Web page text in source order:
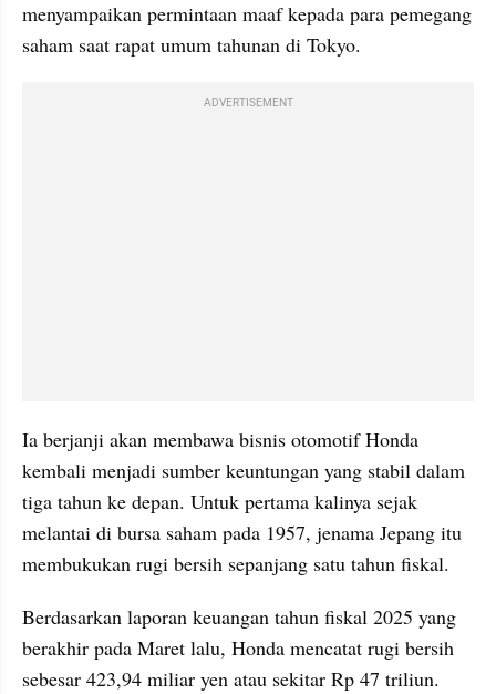
menyampaikan permintaan maaf kepada para pemegang
saham saat rapat umum tahunan di Tokyo.
ADVERTISEMENT
Ia berjanji akan membawa bisnis otomotif Honda
kembali menjadi sumber keuntungan yang stabil dalam
tiga tahun ke depan. Untuk pertama kalinya sejak
melantai di bursa saham pada 1957, jenama Jepang itu
membukukan rugi bersih sepanjang satu tahun fiskal.
Berdasarkan laporan keuangan tahun fiskal 2025 yang
berakhir pada Maret lalu, Honda mencatat rugi bersih
sebesar 423,94 miliar yen atau sekitar Rp 47 triliun.